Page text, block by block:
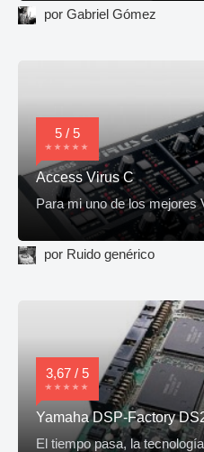
por Gabriel Gómez
5 / 5
Access Virus C
Para mi uno de los mejores
por Ruido genérico
3,67 / 5
Yamaha DSP-Factory
El tiempo pasa, la